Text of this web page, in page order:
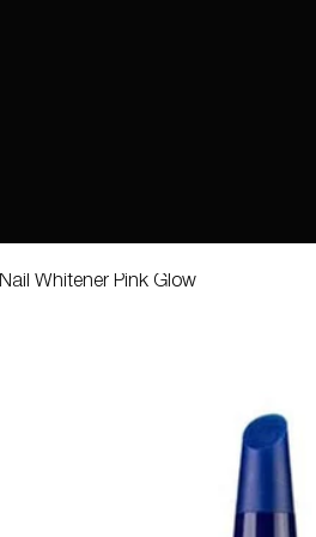
Whitener Pink Glow